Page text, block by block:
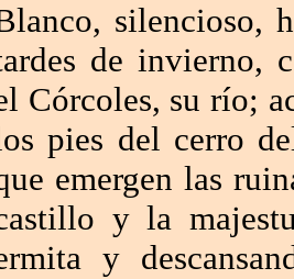
silencioso,
de invierno,
Córcoles, su río;
pies del cerro
emergen las
y la
y